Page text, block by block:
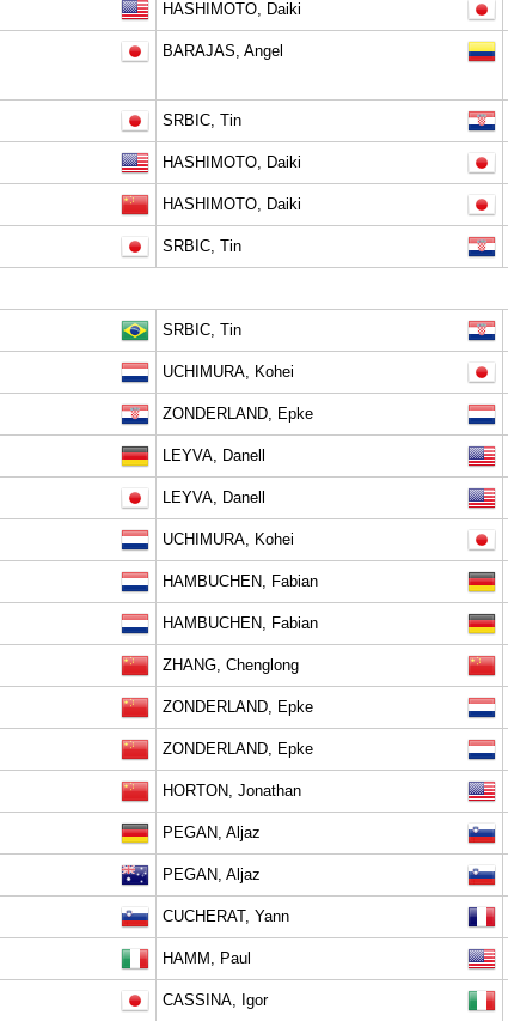
HASHIMOTO, Daiki
BARAJAS, Angel
SRBIC, Tin
HASHIMOTO, Daiki
HASHIMOTO, Daiki
SRBIC, Tin
SRBIC, Tin
UCHIMURA, Kohei
ZONDERLAND, Epke
LEYVA, Danell
LEYVA, Danell
UCHIMURA, Kohei
HAMBUCHEN, Fabian
HAMBUCHEN, Fabian
ZHANG, Chenglong
ZONDERLAND, Epke
ZONDERLAND, Epke
HORTON, Jonathan
PEGAN, Aljaz
PEGAN, Aljaz
CUCHERAT, Yann
HAMM, Paul
CASSINA, Igor